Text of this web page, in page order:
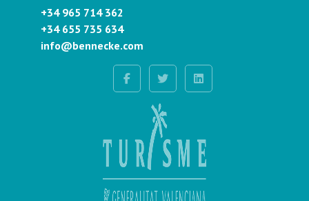
+34 965 714 362
+34 655 735 634
info@bennecke.com